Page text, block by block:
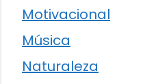
Motivacional
Música
Naturaleza